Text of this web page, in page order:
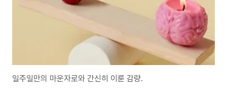
일주일만의 마운자로와 간신히 이룬 감량.